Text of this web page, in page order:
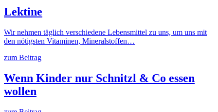
Lektine
Wir nehmen täglich verschiedene Lebensmittel zu uns, um uns mit
den nötigsten Vitaminen, Mineralstoffen…
zum Beitrag
Wenn Kinder nur Schnitzl & Co essen
wollen